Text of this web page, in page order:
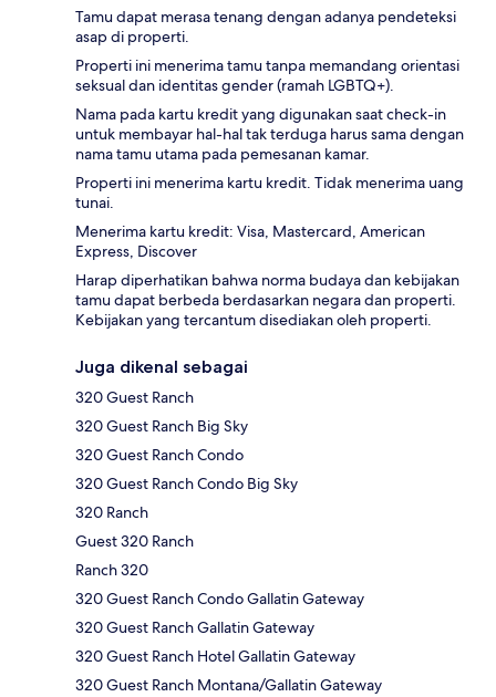
Tamu dapat merasa tenang dengan adanya pendeteksi
asap di properti.
Properti ini menerima tamu tanpa memandang orientasi
seksual dan identitas gender (ramah LGBTQ+).
Nama pada kartu kredit yang digunakan saat check-in
untuk membayar hal-hal tak terduga harus sama dengan
nama tamu utama pada pemesanan kamar.
Properti ini menerima kartu kredit. Tidak menerima uang
tunai.
Menerima kartu kredit: Visa, Mastercard, American
Express, Discover
Harap diperhatikan bahwa norma budaya dan kebijakan
tamu dapat berbeda berdasarkan negara dan properti.
Kebijakan yang tercantum disediakan oleh properti.
Juga dikenal sebagai
320 Guest Ranch
320 Guest Ranch Big Sky
320 Guest Ranch Condo
320 Guest Ranch Condo Big Sky
320 Ranch
Guest 320 Ranch
Ranch 320
320 Guest Ranch Condo Gallatin Gateway
320 Guest Ranch Gallatin Gateway
320 Guest Ranch Hotel Gallatin Gateway
320 Guest Ranch Montana/Gallatin Gateway